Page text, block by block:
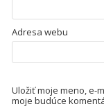
Adresa webu
Uložiť moje meno, e-
moje budúce